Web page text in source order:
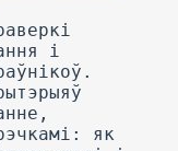
і
як